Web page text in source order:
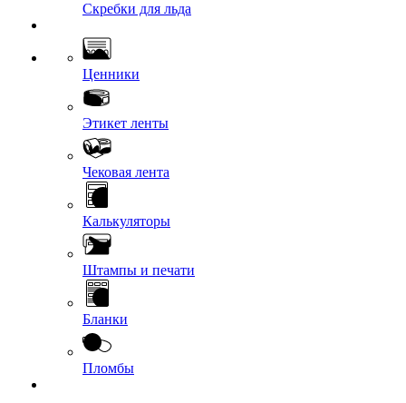
Скребки для льда
Ценники
Этикет ленты
Чековая лента
Калькуляторы
Штампы и печати
Бланки
Пломбы